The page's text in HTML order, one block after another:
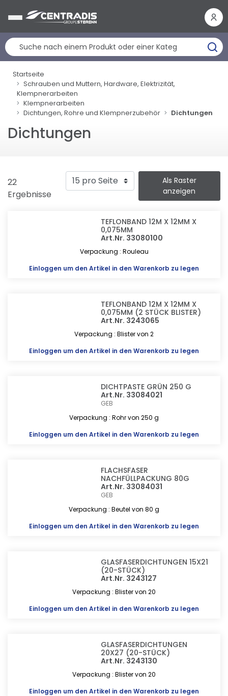
Startseite
Schrauben und Muttern, Hardware, Elektrizität,
Klempnerarbeiten
Klempnerarbeiten
Dichtungen, Rohre und Klempnerzubehör
Dichtungen
Dichtungen
22
Ergebnisse
Als Raster
anzeigen
TEFLONBAND 12M X 12MM X
0,075MM
Art.Nr. 33080100
Verpackung : Rouleau
Einloggen um den Artikel in den Warenkorb zu legen
TEFLONBAND 12M X 12MM X
0,075MM (2 STÜCK BLISTER)
Art.Nr. 3243065
Verpackung : Blister von 2
Einloggen um den Artikel in den Warenkorb zu legen
DICHTPASTE GRÜN 250 G
Art.Nr. 33084021
GEB
Verpackung : Rohr von 250 g
Einloggen um den Artikel in den Warenkorb zu legen
FLACHSFASER
NACHFÜLLPACKUNG 80G
Art.Nr. 33084031
GEB
Verpackung : Beutel von 80 g
Einloggen um den Artikel in den Warenkorb zu legen
GLASFASERDICHTUNGEN 15X21
(20-STÜCK)
Art.Nr. 3243127
Verpackung : Blister von 20
Einloggen um den Artikel in den Warenkorb zu legen
GLASFASERDICHTUNGEN
20X27 (20-STÜCK)
Art.Nr. 3243130
Verpackung : Blister von 20
Einloggen um den Artikel in den Warenkorb zu legen